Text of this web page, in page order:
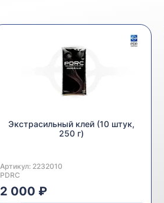
Экстрасильный клей (10 штук,
250 г)
Артикул: 2232010
Производитель:
PDRC
2 000 ₽